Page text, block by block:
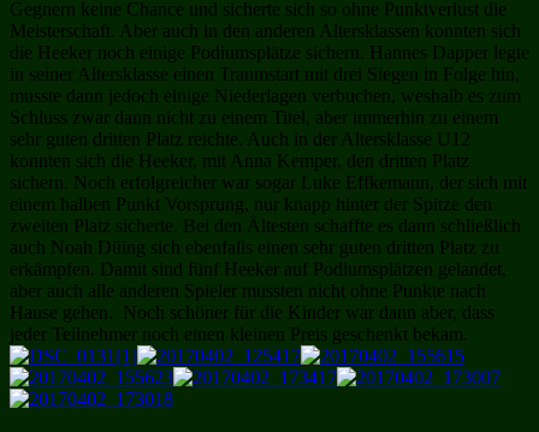
Gegnern keine Chance und sicherte sich so ohne Punktverlust die
Meisterschaft. Aber auch in den anderen Altersklassen konnten sich
die Heeker noch einige Podiumsplätze sichern. Hannes Dapper legte
in seiner Altersklasse einen Traumstart mit drei Siegen in Folge hin,
musste dann jedoch einige Niederlagen verbuchen, weshalb es zum
Schluss zwar dann nicht zu einem Titel, aber immerhin zu einem
sehr guten dritten Platz reichte. Auch in der Altersklasse U12
konnten sich die Heeker, mit Anna Kemper, den dritten Platz
sichern. Noch erfolgreicher war sogar Luke Effkemann, der sich mit
einem halben Punkt Vorsprung, nur knapp hinter der Spitze den
zweiten Platz sicherte. Bei den Ältesten schaffte es dann schließlich
auch Noah Düing sich ebenfalls einen sehr guten dritten Platz zu
erkämpfen. Damit sind fünf Heeker auf Podiumsplätzen gelandet,
aber auch alle anderen Spieler mussten nicht ohne Punkte nach
Hause gehen. Noch schöner für die Kinder war dann aber, dass
jeder Teilnehmer noch einen kleinen Preis geschenkt bekam.